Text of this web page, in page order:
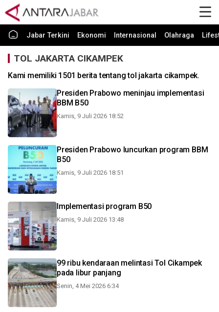
Jabar Terkini Ekonomi Internasional Olahraga
TOL JAKARTA CIKAMPEK
Kami memiliki 1501 berita tentang tol jakarta cikampek.
Presiden Prabowo meninjau implementasi
BBM B50
Kamis, 9 Juli 2026 18:52
Presiden Prabowo luncurkan program BBM
B50
Kamis, 9 Juli 2026 18:51
Implementasi program B50
Kamis, 9 Juli 2026 13:48
99 ribu kendaraan melintasi Tol Cikampek
pada libur panjang
Senin, 4 Mei 2026 6:34